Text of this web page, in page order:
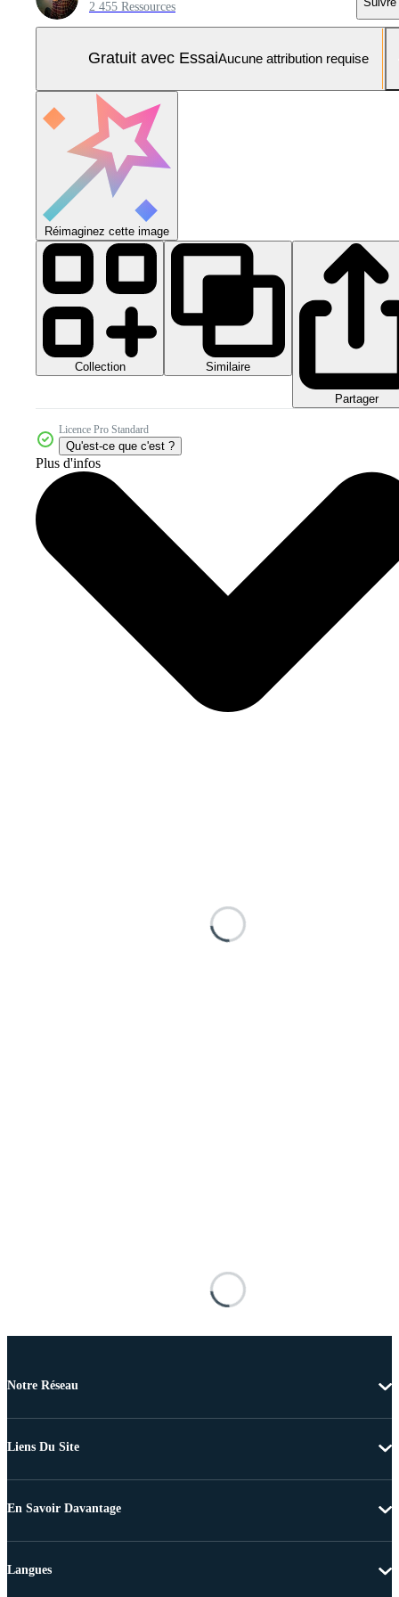
2 455 Ressources
Gratuit avec EssaiAucune attribution requise
Réimaginez cette image
Collection Similaire
Partager
Licence Pro Standard
Qu'est-ce que c'est ?
Plus d'infos
Notre Réseau
Liens Du Site
En Savoir Davantage
Langues